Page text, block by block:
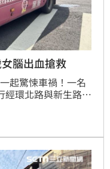
腦出血搶救
起驚悚車禍！一名
經環北路與新生路口
檢查發現受有腦出